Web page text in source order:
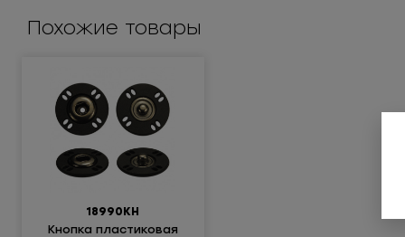
Похожие товары
18990КН
Кнопка пластиковая